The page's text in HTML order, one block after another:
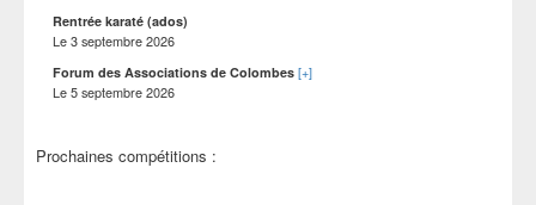
Rentrée karaté (ados)
Le3 septembre 2026
Forum des Associations de Colombes [+]
Le5 septembre 2026
Prochaines compétitions :